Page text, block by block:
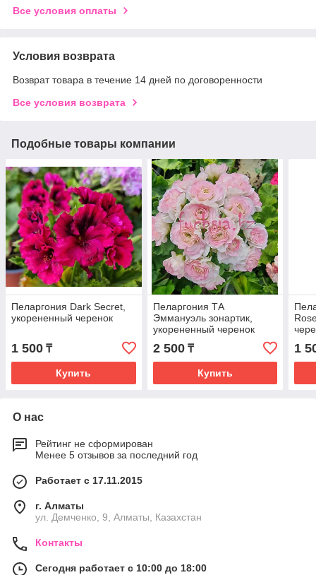
Все условия оплаты
Условия возврата
Возврат товара в течение 14 дней по договоренности
Все условия возврата
Подобные товары компании
Пеларгония Dark Secret,
укорененный черенок
1 500 ₸
Купить
Пеларгония ТА
Эммануэль зонартик,
укорененный черенок
2 500₸
Купить
1
О нас
Рейтинг не сформирован
Менее 5 отзывов за последний год
Работает с 17.11.2015
г. Алматы
ул. Демченко, 9, Алматы, Казахстан
Контакты
Сегодня работает с 10:00 до 18:00